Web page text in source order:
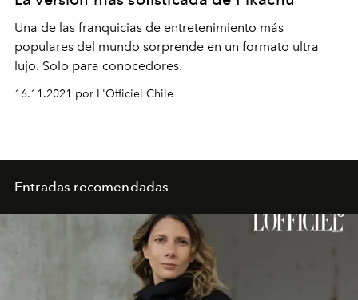
Una de las franquicias de entretenimiento más
populares del mundo sorprende en un formato ultra
lujo. Solo para conocedores.
16.11.2021 por L'Officiel Chile
Entradas recomendadas